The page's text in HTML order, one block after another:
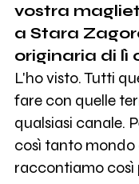
vostra
a Stara
originaria di lì
L'ho visto. Tutti
fare con quelle
qualsiasi canale.
così tanto mondo
raccontiamo così